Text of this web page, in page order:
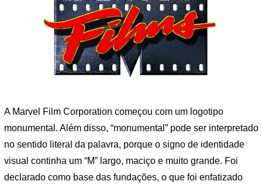
A Marvel Film Corporation começou com um logotipo
monumental. Além disso, “monumental” pode ser interpretado
no sentido literal da palavra, porque o signo de identidade
visual continha um “M” largo, maciço e muito grande. Foi
declarado como base das fundações, o que foi enfatizado